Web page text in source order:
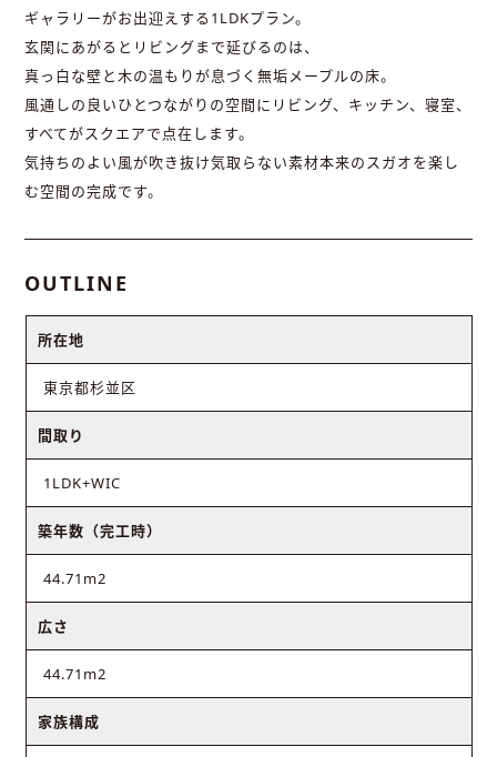
ギャラリーがお出迎えする1LDKプラン。
玄関にあがるとリビングまで延びるのは、
真っ白な壁と木の温もりが息づく無垢メープルの床。
風通しの良いひとつながりの空間にリビング、キッチン、寝室、
すべてがスクエアで点在します。
気持ちのよい風が吹き抜け気取らない素材本来のスガオを楽し
む空間の完成です。
OUTLINE
所在地
東京都杉並区
間取り
1LDK+WIC
築年数（完工時）
44.71m2
広さ
44.71m2
家族構成